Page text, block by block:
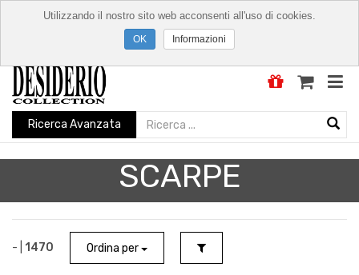
Ricerca Avanzata
SCARPE
- | 1470 Ordina per
Utilizzando il nostro sito web acconsenti all'uso di cookies.
Informazioni